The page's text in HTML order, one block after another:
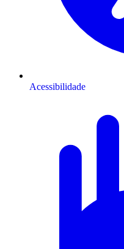
Acessibilidade